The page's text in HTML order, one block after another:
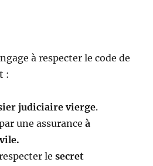
à respecter le code de
:
judiciaire vierge.
une assuranceà
.
lesecret